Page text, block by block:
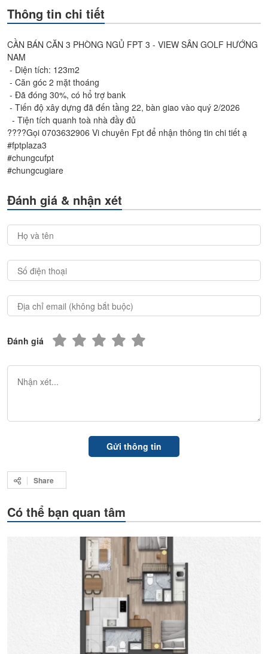
Thông tin chi tiết
CẦN BÁN CĂN 3 PHÒNG NGỦ FPT 3 - VIEW SÂN GOLF HƯỚNG
NAM
- Diện tích: 123m2
- Căn góc 2 mặt thoáng
- Đã đóng 30%, có hổ trợ bank
- Tiến độ xây dựng đã đến tầng 22, bàn giao vào quý 2/2026
- Tiện tích quanh toà nhà đầy đủ
????Gọi 0703632906 Vi chuyên Fpt để nhận thông tin chi tiết ạ
#fptplaza3
#chungcufpt
#chungcugiare
Đánh giá & nhận xét
Đánh giá
Share
Có thể bạn quan tâm